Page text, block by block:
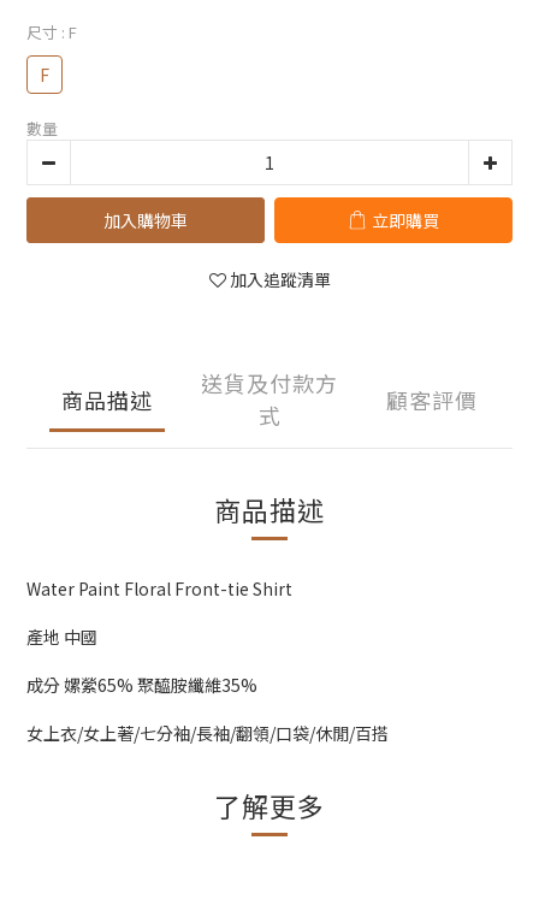
尺寸 : F
F
數量
加入購物車 立即購買
加入追蹤清單
商品描述
送貨及付款方
式
顧客評價
商品描述
Water Paint Floral Front-tie Shirt
產地 中國
成分 嫘縈65% 聚醯胺纖維35%
女上衣/女上著/七分袖/長袖/翻領/口袋/休閒/百搭
了解更多